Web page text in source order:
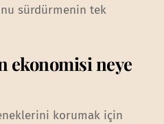
sürdürmenin tek
ekonomisi neye
korumak için